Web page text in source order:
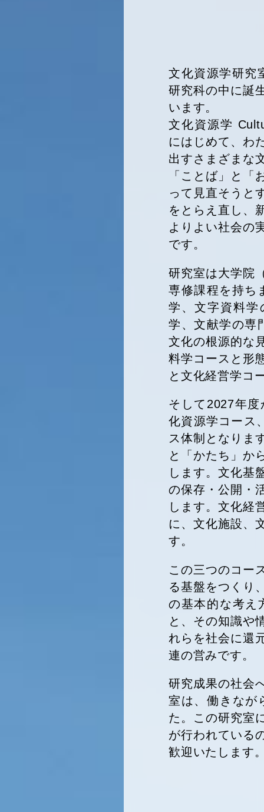
文化資源学研究
研究科の中に誕
います。
文化資源学
にはじめて、わ
出すさまざまな
「ことば」と
って見直そうと
をとらえ直し、
よりよい社会の
です。
研究室は大学院
専修課程を持ち
学、文字資料学
学、文献学の専
文化の根源的な
料学コースと形
と文化経営学コ
そして2027年
化資源学コース
ス体制となりま
と「かたち」か
します。文化基
の保存・公開・
します。文化経
に、文化施設、
す。
この三つのコー
る基盤をつくり
の基本的な考え
と、その知識や
れらを社会に還
連の営みです。
研究成果の社会
室は、働きなが
た。この研究室
が行われている
歓迎いたします